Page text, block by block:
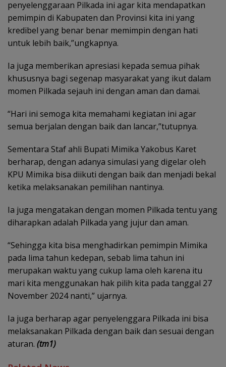
penyelenggaraan Pilkada ini agar kita mendapatkan
pemimpin di Kabupaten dan Provinsi kita ini yang
kredibel yang benar benar memimpin dengan hati
untuk lebih baik,”ungkapnya.
Ia juga memberikan apresiasi kepada semua pihak
khususnya bagi segenap masyarakat yang ikut dalam
momen Pilkada sejauh ini dengan aman dan damai.
“Hari ini semoga kita memahami kegiatan ini agar
semua berjalan dengan baik dan lancar,”tutupnya.
Sementara Staf ahli Bupati Mimika Yakobus Karet
berharap, dengan adanya simulasi yang digelar oleh
KPU Mimika bisa diikuti dengan baik dan menjadi bekal
ketika melaksanakan pemilihan nantinya.
Ia juga mengatakan dengan momen Pilkada tentu yang
diharapkan adalah Pilkada yang jujur dan aman.
“Sehingga kita bisa menghadirkan pemimpin Mimika
pada lima tahun kedepan, sebab lima tahun ini
merupakan waktu yang cukup lama oleh karena itu
mari kita menggunakan hak pilih kita pada tanggal 27
November 2024 nanti,” ujarnya.
Ia juga berharap agar penyelenggara Pilkada ini bisa
melaksanakan Pilkada dengan baik dan sesuai dengan
aturan. (tm1)